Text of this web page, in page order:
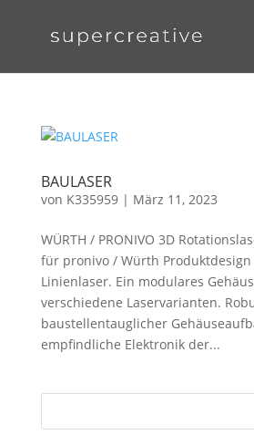
BAULASER
von K335959| März 11, 2023
WÜRTH / PRONIVO 3D
für pronivo / Würth
Linienlaser. Ein modulares
verschiedene Laservarianten.
baustellentauglicher
empfindliche Elektronik der...